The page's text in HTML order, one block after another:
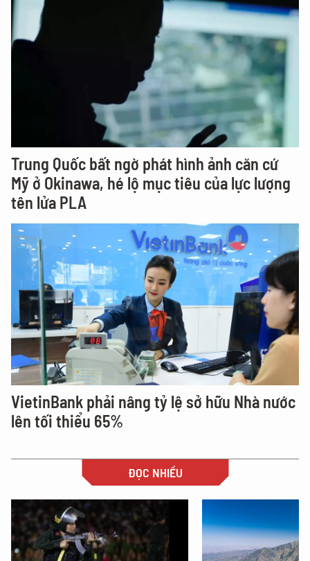
Trung Quốc bất ngờ phát hình ảnh căn cứ
Mỹ ở Okinawa, hé lộ mục tiêu của lực lượng
tên lửa PLA
VietinBank phải nâng tỷ lệ sở hữu Nhà nước
lên tối thiểu 65%
ĐỌC NHIỀU